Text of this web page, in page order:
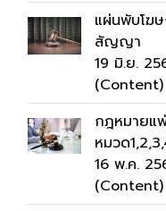
แผ่นพับโฆ
สัญญา
19 มิ.ย.
(Content)
กฎหมายแ
หมวด
16 พ.ค.
(Content)